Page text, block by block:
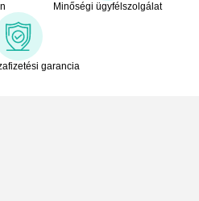
Minőségi ügyfélszolgálat
garancia